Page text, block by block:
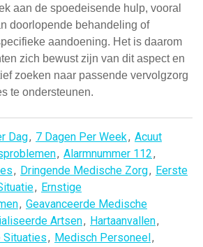
aan de spoedeisende hulp, vooral
doorlopende behandeling of
aandoening. Het is daarom
zich bewust zijn van dit aspect en
zoeken naar passende vervolgzorg
te ondersteunen.
Dag, 7 Dagen Per Week, Acuut
, Alarmnummer 112,
, Dringende Medische Zorg, Eerste
, Ernstige
, Geavanceerde Medische
Artsen, Hartaanvallen,
Situaties, Medisch Personeel,